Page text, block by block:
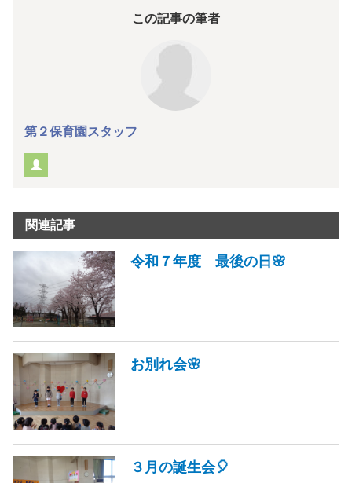
この記事の筆者
第２保育園スタッフ
関連記事
令和７年度 最後の日🌸
お別れ会🌸
３月の誕生会🎈